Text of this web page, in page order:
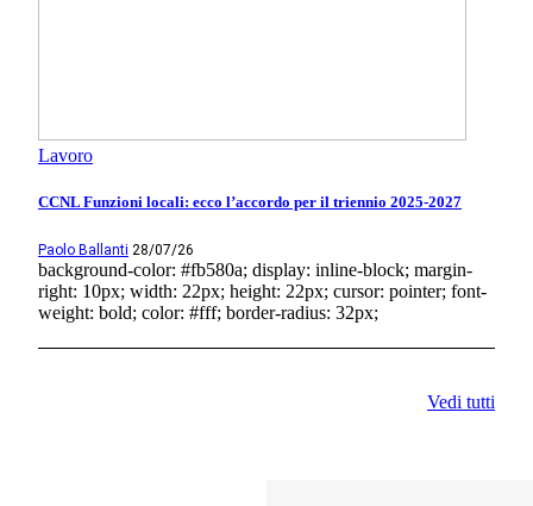
Lavoro
CCNL Funzioni locali: ecco l’accordo per il triennio 2025-2027
Paolo Ballanti 28/07/26
background-color: #fb580a; display: inline-block; margin-
right: 10px; width: 22px; height: 22px; cursor: pointer; font-
weight: bold; color: #fff; border-radius: 32px;
Vedi tutti